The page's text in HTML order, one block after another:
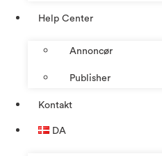
Help Center
Annoncør
Publisher
Kontakt
DA